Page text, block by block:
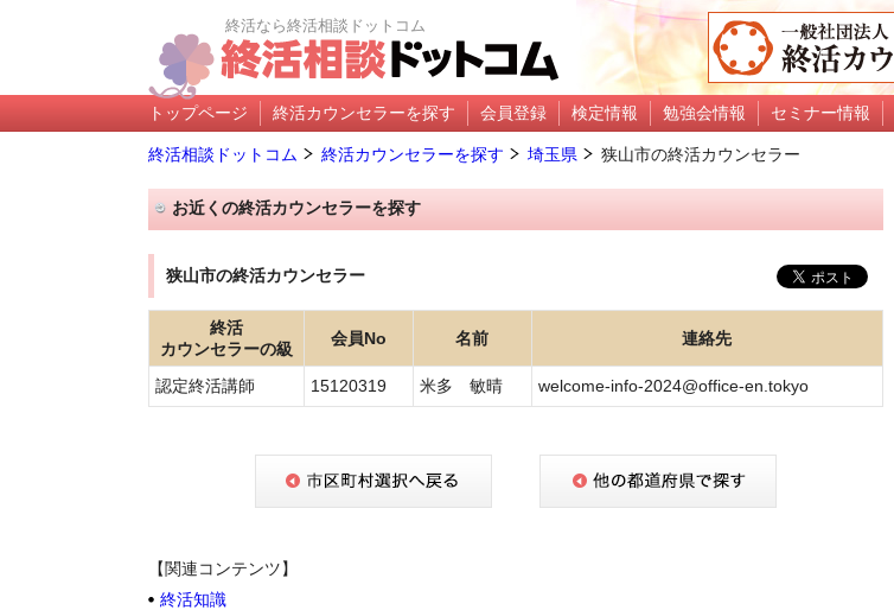
終活なら終活相談ドットコム
トップページ 終活カウンセラーを探す 会員登録 検定情報 勉強会情報 セミナー情報
終活相談ドットコム 終活カウンセラーを探す 埼玉県 狭山市の終活カウンセラー
お近くの終活カウンセラーを探す
狭山市の終活カウンセラー
終活
カウンセラーの級
会員No 名前 連絡先
認定終活講師 15120319 米多 敏晴 welcome-info-2024@office-en.tokyo
【関連コンテンツ】
終活知識